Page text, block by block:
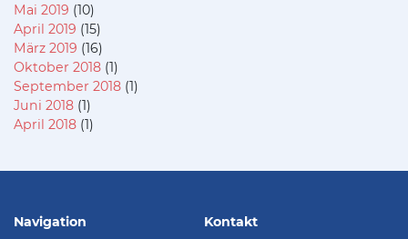
Mai 2019 (10)
April 2019 (15)
März 2019 (16)
Oktober 2018 (1)
September 2018 (1)
Juni 2018 (1)
April 2018 (1)
Navigation Kontakt